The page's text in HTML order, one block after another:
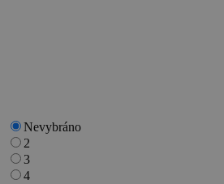
Nevybráno
2
3
4